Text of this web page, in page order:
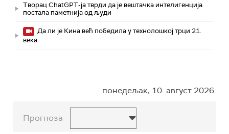
Творац ChatGPT-ја тврди да је вештачка интелигенција
постала паметнија од људи
Да ли је Кина већ победила у технолошкој трци 21.
века
понедељак, 10. август 2026.
Прогноза